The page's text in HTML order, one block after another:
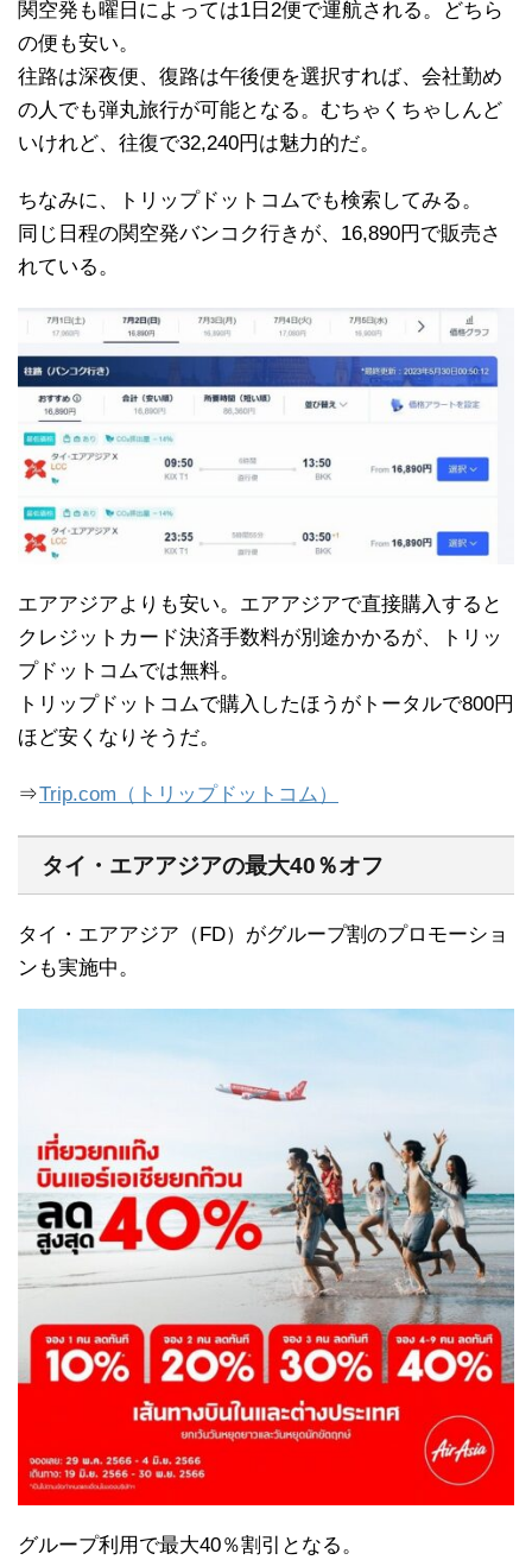
関空発も曜日によっては1日2便で運航される。どちら
の便も安い。
往路は深夜便、復路は午後便を選択すれば、会社勤め
の人でも弾丸旅行が可能となる。むちゃくちゃしんど
いけれど、往復で32,240円は魅力的だ。
ちなみに、トリップドットコムでも検索してみる。
同じ日程の関空発バンコク行きが、16,890円で販売さ
れている。
エアアジアよりも安い。エアアジアで直接購入すると
クレジットカード決済手数料が別途かかるが、トリッ
プドットコムでは無料。
トリップドットコムで購入したほうがトータルで800円
ほど安くなりそうだ。
⇒Trip.com（トリップドットコム）
タイ・エアアジアの最大40％オフ
タイ・エアアジア（FD）がグループ割のプロモーショ
ンも実施中。
グループ利用で最大40％割引となる。